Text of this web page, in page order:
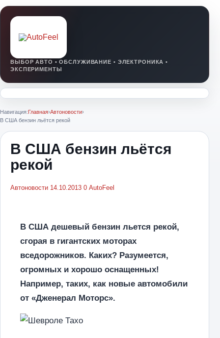
Навигация:Главная›Автоновости›
В США бензин льётся рекой
В США бензин льётся
рекой
Автоновости 14.10.2013 0 AutoFeel
В США дешевый бензин льется рекой,
сгорая в гигантских моторах
вседорожников. Каких? Разумеется,
огромных и хорошо оснащенных!
Например, таких, как новые автомобили
от «Дженерал Моторс».